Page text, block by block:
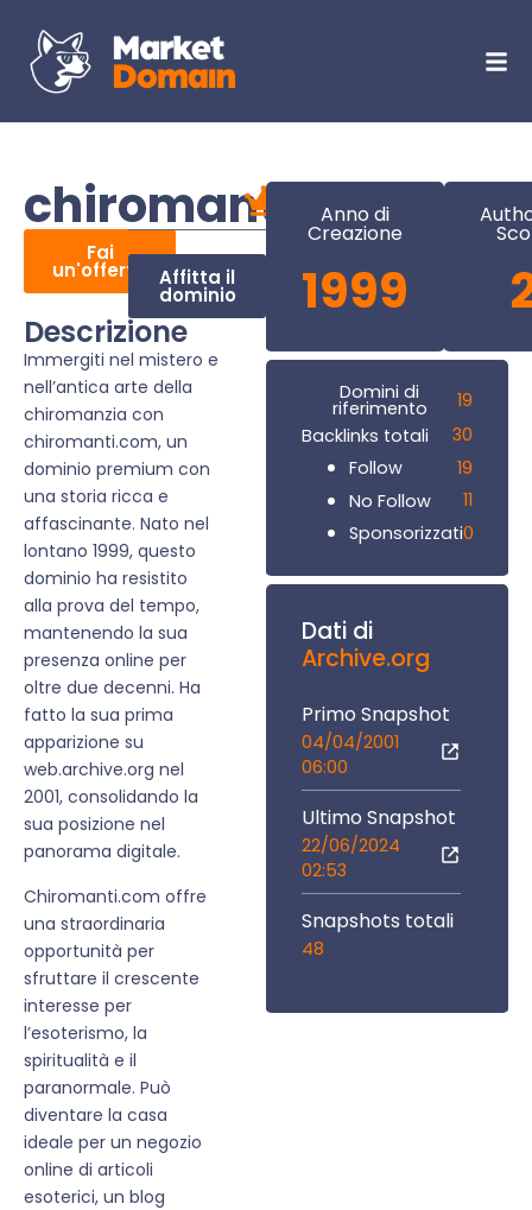
chiromanti.com
Fai
un'offerta Affitta il
dominio
Descrizione
Immergiti nel mistero e
nell’antica arte della
chiromanzia con
chiromanti.com, un
dominio premium con
una storia ricca e
affascinante. Nato nel
lontano 1999, questo
dominio ha resistito
alla prova del tempo,
mantenendo la sua
presenza online per
oltre due decenni. Ha
fatto la sua prima
apparizione su
web.archive.org nel
2001, consolidando la
sua posizione nel
panorama digitale.
Chiromanti.com offre
una straordinaria
opportunità per
sfruttare il crescente
interesse per
l’esoterismo, la
spiritualità e il
paranormale. Può
diventare la casa
ideale per un negozio
online di articoli
esoterici, un blog
Anno di
Creazione
1999
Domini di
riferimento
19
Backlinks totali
30
Follow
19
No Follow
11
Sponsorizzati0
Dati di
Archive.org
Primo Snapshot
04/04/2001
06:00
Ultimo Snapshot
22/06/2024
02:53
Snapshots totali
48